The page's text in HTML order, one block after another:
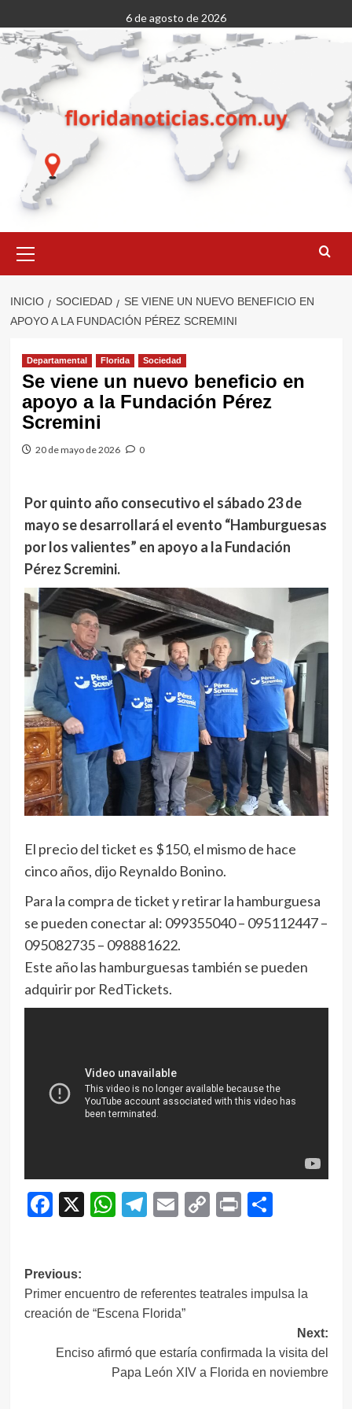
al
contenido
6 de agosto de 2026
primario
INICIO SOCIEDAD
SE VIENE UN NUEVO BENEFICIO EN
APOYO A LA FUNDACIÓN PÉREZ SCREMINI
Departamental Florida Sociedad
Se viene un nuevo beneficio en
apoyo a la Fundación Pérez
Scremini
20 de mayo de 2026 0
Por quinto año consecutivo el sábado 23 de
mayo se desarrollará el evento “Hamburguesas
por los valientes” en apoyo a la Fundación
Pérez Scremini.
El precio del ticket es $150, el mismo de hace
cinco años, dijo Reynaldo Bonino.
Para la compra de ticket y retirar la hamburguesa
se pueden conectar al: 099355040 – 095112447 –
095082735 – 098881622.
Este año las hamburguesas también se pueden
adquirir por RedTickets.
Facebook
X WhatsApp
Telegram
EmailCopy
Print
Navegación
de
Previous:
Primer encuentro de referentes teatrales impulsa la
creación de “Escena Florida”
Next:
Enciso afirmó que estaría confirmada la visita del
Papa León XIV a Florida en noviembre